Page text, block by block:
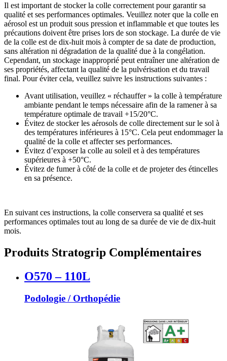
Il est important de stocker la colle correctement pour garantir sa
qualité et ses performances optimales. Veuillez noter que la colle en
aérosol est un produit sous pression et inflammable et que toutes les
précautions doivent être prises lors de son stockage. La durée de vie
de la colle est de dix-huit mois à compter de sa date de production,
sans altération ni dégradation de la qualité due à la congélation.
Cependant, un stockage inapproprié peut entraîner une altération de
ses propriétés, affectant la qualité de la pulvérisation et du travail
final. Pour éviter cela, veuillez suivre les instructions suivantes :
Avant utilisation, veuillez « réchauffer » la colle à température
ambiante pendant le temps nécessaire afin de la ramener à sa
température optimale de travail +15/20°C.
Évitez de stocker les aérosols de colle directement sur le sol à
des températures inférieures à 15°C. Cela peut endommager la
qualité de la colle et affecter ses performances.
Évitez d’exposer la colle au soleil et à des températures
supérieures à +50°C.
Évitez de fumer à côté de la colle et de projeter des étincelles
en sa présence.
En suivant ces instructions, la colle conservera sa qualité et ses
performances optimales tout au long de sa durée de vie de dix-huit
mois.
Produits Stratogrip Complémentaires
O570 – 110L
Podologie / Orthopédie